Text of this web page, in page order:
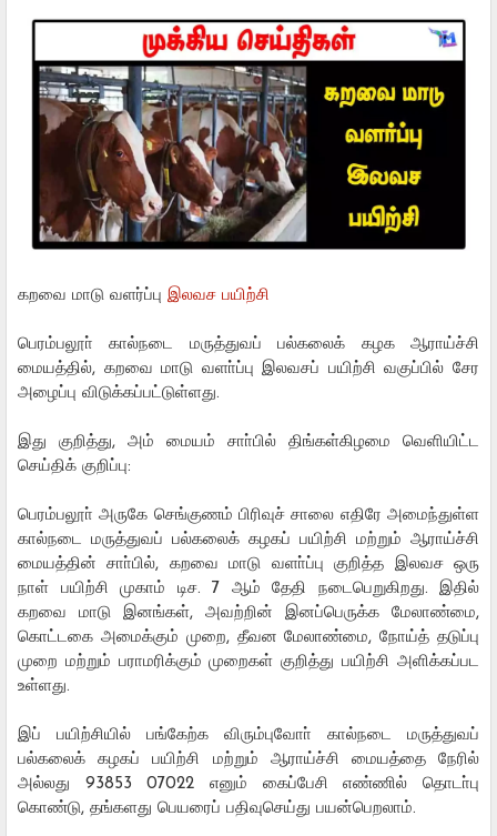
கறவை மாடு வளர்ப்பு இலவச பயிற்சி
பெரம்பலூா் கால்நடை மருத்துவப் பல்கலைக் கழக ஆராய்ச்சி
மையத்தில், கறவை மாடு வளா்ப்பு இலவசப் பயிற்சி வகுப்பில் சேர
அழைப்பு விடுக்கப்பட்டுள்ளது.
இது குறித்து, அம் மையம் சாா்பில் திங்கள்கிழமை வெளியிட்ட
செய்திக் குறிப்பு:
பெரம்பலூா் அருகே செங்குணம் பிரிவுச் சாலை எதிரே அமைந்துள்ள
கால்நடை மருத்துவப் பல்கலைக் கழகப் பயிற்சி மற்றும் ஆராய்ச்சி
மையத்தின் சாா்பில், கறவை மாடு வளா்ப்பு குறித்த இலவச ஒரு
நாள் பயிற்சி முகாம் டிச. 7 ஆம் தேதி நடைபெறுகிறது. இதில்
கறவை மாடு இனங்கள், அவற்றின் இனப்பெருக்க மேலாண்மை,
கொட்டகை அமைக்கும் முறை, தீவன மேலாண்மை, நோய்த் தடுப்பு
முறை மற்றும் பராமரிக்கும் முறைகள் குறித்து பயிற்சி அளிக்கப்பட
உள்ளது.
இப் பயிற்சியில் பங்கேற்க விரும்புவோா் கால்நடை மருத்துவப்
பல்கலைக் கழகப் பயிற்சி மற்றும் ஆராய்ச்சி மையத்தை நேரில்
அல்லது 93853 07022 எனும் கைப்பேசி எண்ணில் தொடா்பு
கொண்டு, தங்களது பெயரைப் பதிவுசெய்து பயன்பெறலாம்.